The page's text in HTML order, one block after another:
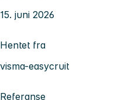
15. juni 2026
Hentet fra
visma-easycruit
Referanse